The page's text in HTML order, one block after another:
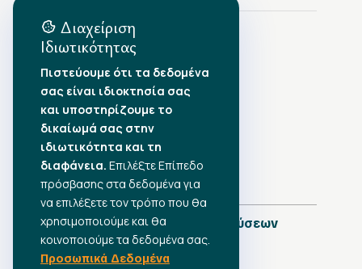
Αρχείο Δημοσιεύσεων
•Αύγουστος 2026
•Ιούλιος 2026
•Ιούνιος 2026
•Μάιος 2026
•Απρίλιος 2026
•Μάρτιος 2026
Πλήρες Ημερολόγιο Δημοσιεύσεων
Διαχείριση
Ιδιωτικότητας
Πιστεύουμε ότι τα δεδομένα
σας είναι ιδιοκτησία σας
και υποστηρίζουμε το
δικαίωμά σας στην
ιδιωτικότητα και τη
διαφάνεια. Επιλέξτε Επίπεδο
πρόσβασης στα δεδομένα για
να επιλέξετε τον τρόπο που θα
χρησιμοποιούμε και θα
κοινοποιούμε τα δεδομένα σας.
Προσωπικά Δεδομένα